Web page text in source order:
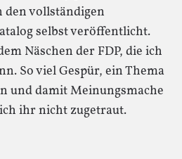
den vollständigen
selbst veröffentlicht.
Näschen der FDP, die ich
So viel Gespür, ein Thema
und damit Meinungsmache
ihr nicht zugetraut.